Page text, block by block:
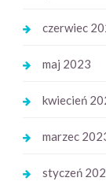
czerwiec
maj 2023
kwiecień
marzec
styczeń